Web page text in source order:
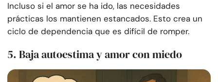
Incluso si el amor se ha ido, las necesidades
prácticas los mantienen estancados. Esto crea un
ciclo de dependencia que es difícil de romper.
5. Baja autoestima y amor con miedo